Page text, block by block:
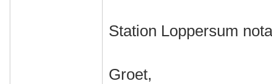
Station Loppersum
Groet,